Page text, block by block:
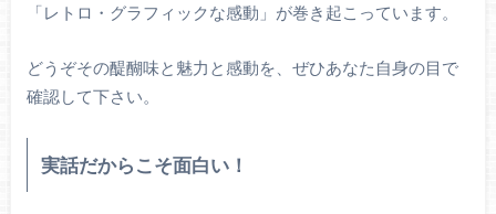
「レトロ・グラフィックな感動」が巻き起こっています。
どうぞその醍醐味と魅力と感動を、ぜひあなた自身の目で
確認して下さい。
実話だからこそ面白い！